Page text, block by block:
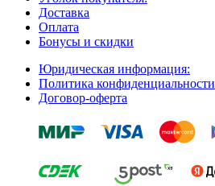
Доставка
Оплата
Бонусы и скидки
Юридическая информация:
Политика конфиденциальности
Договор-оферта